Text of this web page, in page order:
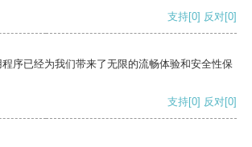
支持[0] 反对[0]
序已经为我们带来了无限的流畅体验和安全性保
支持[0] 反对[0]